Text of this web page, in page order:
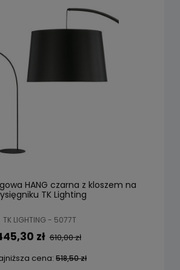
HANG czarna z kloszem na
TK Lighting
TK LIGHTING - 5077T
zł 610,00 zł
cena: 518,50 zł